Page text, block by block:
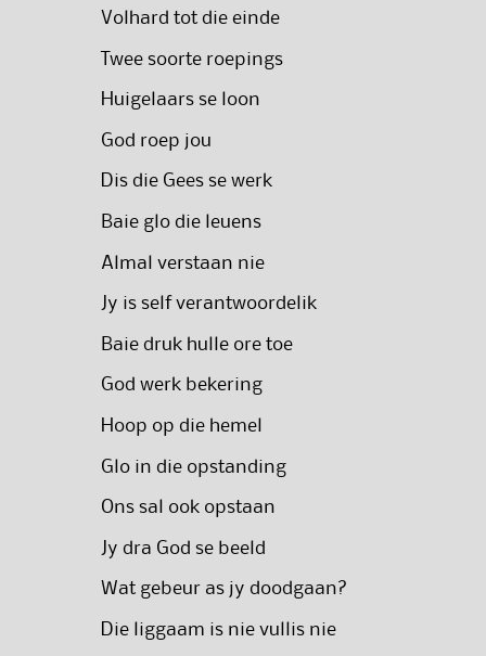
Volhard tot die einde
Twee soorte roepings
Huigelaars se loon
God roep jou
Dis die Gees se werk
Baie glo die leuens
Almal verstaan nie
Jy is self verantwoordelik
Baie druk hulle ore toe
God werk bekering
Hoop op die hemel
Glo in die opstanding
Ons sal ook opstaan
Jy dra God se beeld
Wat gebeur as jy doodgaan?
Die liggaam is nie vullis nie